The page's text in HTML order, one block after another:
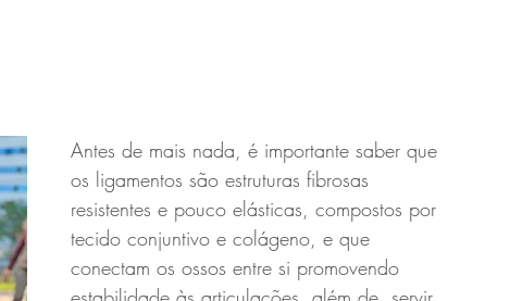
Antes de mais nada, é importante saber que
os ligamentos são estruturas fibrosas
resistentes e pouco elásticas, compostos por
tecido conjuntivo e colágeno, e que
conectam os ossos entre si promovendo